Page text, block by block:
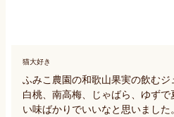
猫大好き
ふみこ農園の和歌山果実の飲むジ
白桃、南高梅、じゃばら、ゆず
い味ばかりでいいなと思いまし